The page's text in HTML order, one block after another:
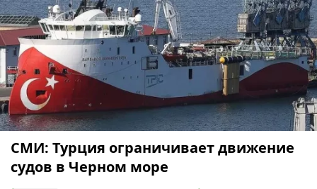
СМИ: Турция ограничивает движение
судов в Черном море